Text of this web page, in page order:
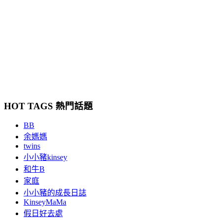
HOT TAGS 熱門話題
BB
余媽媽
twins
小小豬kinsey
和牛B
家庭
小小豬的成長日誌
KinseyMaMa
假日好去處